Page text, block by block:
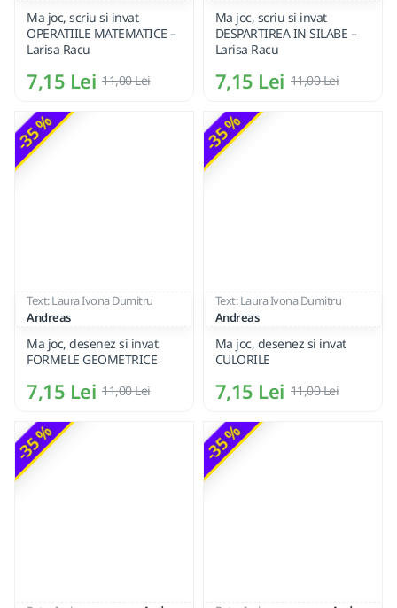
Ma joc, scriu si invat
OPERATIILE MATEMATICE –
Larisa Racu
7,15 Lei 11,00 Lei
Ma joc, scriu si invat
DESPARTIREA IN SILABE –
Larisa Racu
7,15 Lei 11,00 Lei
-35 %
Text: Laura Ivona Dumitru
Andreas
Ma joc, desenez si invat
FORMELE GEOMETRICE
7,15 Lei 11,00 Lei
-35 %
Text: Laura Ivona Dumitru
Andreas
Ma joc, desenez si invat
CULORILE
7,15 Lei 11,00 Lei
-35 % -35 %